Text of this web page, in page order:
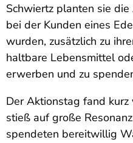
Schwiertz planten sie die
bei der Kunden eines
wurden, zusätzlich zu
haltbare Lebensmittel
erwerben und zu
Der Aktionstag fand
stieß auf große
spendeten bereitwillig